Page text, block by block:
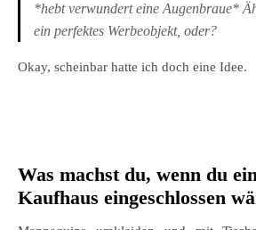
*hebt verwundert eine Augenbraue*
ein perfektes Werbeobjekt, oder?
Okay, scheinbar hatte ich doch eine Idee.
Was machst du, wenn du
Kaufhaus eingeschlossen